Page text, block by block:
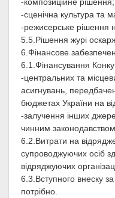
-композиційне рішення;
-сценічна культура та
-режисерське рішення
5.5.Рішення журі
6.Фінансове
6.1.Фінансування
-центральних та
асигнувань,
бюджетах України на
-залучення інших
чинним
6.2.Витрати на
супроводжуючих осіб
відряджуючих
6.3.Вступного внеску
потрібно.